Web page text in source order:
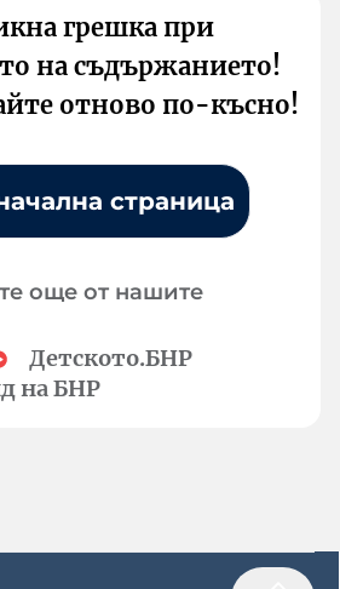
грешка при
на съдържанието!
отново по-късно!
страница
още от нашите
Детското.БНР
на БНР